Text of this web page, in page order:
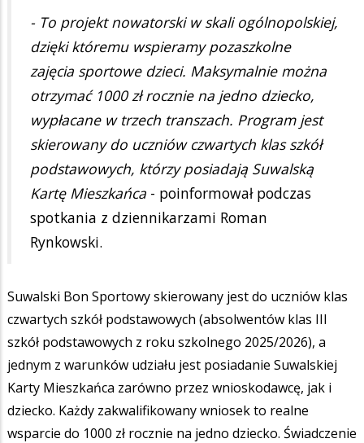
- To projekt nowatorski w skali ogólnopolskiej,
dzięki któremu wspieramy pozaszkolne
zajęcia sportowe dzieci. Maksymalnie można
otrzymać 1000 zł rocznie na jedno dziecko,
wypłacane w trzech transzach. Program jest
skierowany do uczniów czwartych klas szkół
podstawowych, którzy posiadają Suwalską
Kartę Mieszkańca - poinformował podczas
spotkania z dziennikarzami Roman
Rynkowski.
Suwalski Bon Sportowy skierowany jest do uczniów klas
czwartych szkół podstawowych (absolwentów klas III
szkół podstawowych z roku szkolnego 2025/2026), a
jednym z warunków udziału jest posiadanie Suwalskiej
Karty Mieszkańca zarówno przez wnioskodawcę, jak i
dziecko. Każdy zakwalifikowany wniosek to realne
wsparcie do 1000 zł rocznie na jedno dziecko. Świadczenie